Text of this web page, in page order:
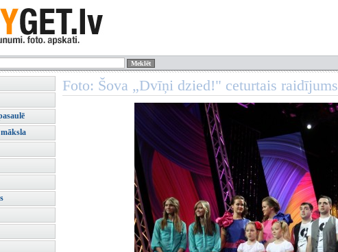
Foto: Šova „Dvīņi dzied!" ceturtais raidījums